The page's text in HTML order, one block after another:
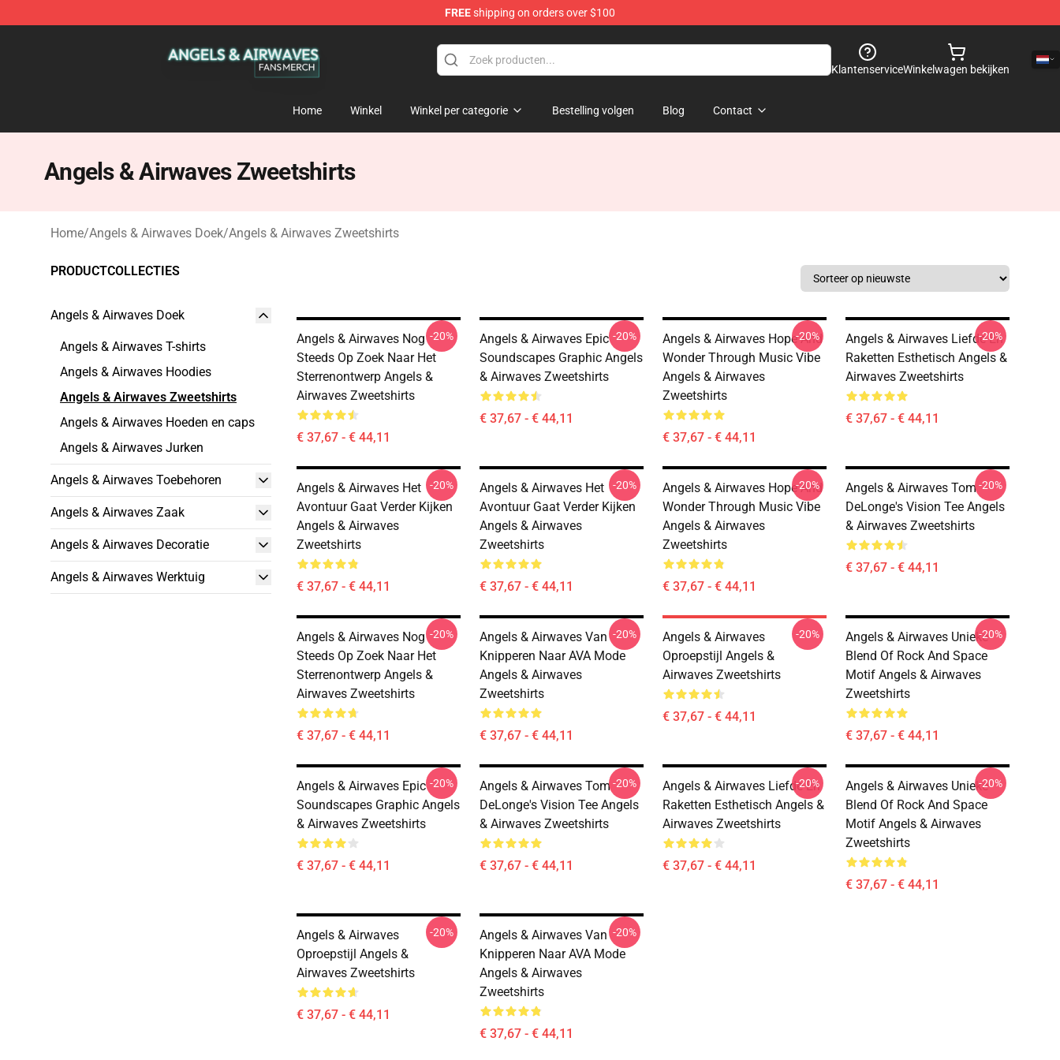
FREEshipping on orders over $100
KlantenserviceWinkelwagen bekijken
Home Winkel Winkel per categorie Bestelling volgen Blog Contact
Angels & Airwaves Zweetshirts
Home/Angels & Airwaves Doek/Angels & Airwaves Zweetshirts
PRODUCTCOLLECTIES
Angels & Airwaves Doek
Angels & Airwaves T-shirts
Angels & Airwaves Hoodies
Angels & Airwaves Zweetshirts
Angels & Airwaves Hoeden en caps
Angels & Airwaves Jurken
Angels & Airwaves Toebehoren
Angels & Airwaves Zaak
Angels & Airwaves Decoratie
Angels & Airwaves Werktuig
Angels & Airwaves Nog
Steeds Op Zoek Naar Het
Sterrenontwerp Angels &
Airwaves Zweetshirts
€ 37,67 - € 44,11
-20%
Angels & Airwaves Epic
Soundscapes Graphic Angels
& Airwaves Zweetshirts
€ 37,67 - € 44,11
-20%
Angels & Airwaves Hope And
Wonder Through Music Vibe
Angels & Airwaves
Zweetshirts
€ 37,67 - € 44,11
-20%
Angels & Airwaves Liefde En
Raketten Esthetisch Angels &
Airwaves Zweetshirts
€ 37,67 - € 44,11
-20%
Angels & Airwaves Het
Avontuur Gaat Verder Kijken
Angels & Airwaves
Zweetshirts
€ 37,67 - € 44,11
-20%
Angels & Airwaves Het
Avontuur Gaat Verder Kijken
Angels & Airwaves
Zweetshirts
€ 37,67 - € 44,11
-20%
Angels & Airwaves Hope And
Wonder Through Music Vibe
Angels & Airwaves
Zweetshirts
€ 37,67 - € 44,11
-20%
Angels & Airwaves Tom
DeLonge's Vision Tee Angels
& Airwaves Zweetshirts
€ 37,67 - € 44,11
-20%
Angels & Airwaves Nog
Steeds Op Zoek Naar Het
Sterrenontwerp Angels &
Airwaves Zweetshirts
€ 37,67 - € 44,11
-20%
Angels & Airwaves Van
Knipperen Naar AVA Mode
Angels & Airwaves
Zweetshirts
€ 37,67 - € 44,11
-20%
Angels & Airwaves
Oproepstijl Angels &
Airwaves Zweetshirts
€ 37,67 - € 44,11
-20%
Angels & Airwaves Unieke
Blend Of Rock And Space
Motif Angels & Airwaves
Zweetshirts
€ 37,67 - € 44,11
-20%
Angels & Airwaves Epic
Soundscapes Graphic Angels
& Airwaves Zweetshirts
€ 37,67 - € 44,11
-20%
Angels & Airwaves Tom
DeLonge's Vision Tee Angels
& Airwaves Zweetshirts
€ 37,67 - € 44,11
-20%
Angels & Airwaves Liefde En
Raketten Esthetisch Angels &
Airwaves Zweetshirts
€ 37,67 - € 44,11
-20%
Angels & Airwaves Unieke
Blend Of Rock And Space
Motif Angels & Airwaves
Zweetshirts
€ 37,67 - € 44,11
-20%
Angels & Airwaves
Oproepstijl Angels &
Airwaves Zweetshirts
€ 37,67 - € 44,11
-20%
Angels & Airwaves Van
Knipperen Naar AVA Mode
Angels & Airwaves
Zweetshirts
€ 37,67 - € 44,11
-20%